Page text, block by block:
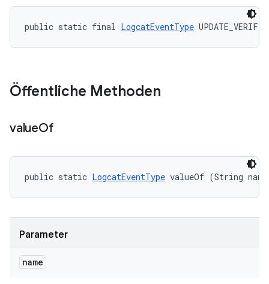
public static final LogcatEventType
Öffentliche Methoden
valueOf
public static LogcatEventType valueOf (String
Parameter
name